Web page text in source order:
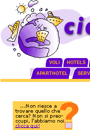
VOLI HOTELS
APARTHOTEL